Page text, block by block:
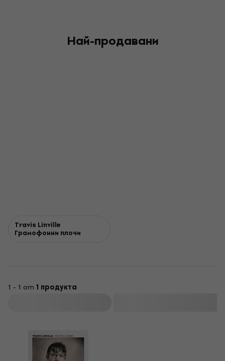
Най-продавани
Travis Linville
Грамофонни плочи
1 - 1 от 1 продукта